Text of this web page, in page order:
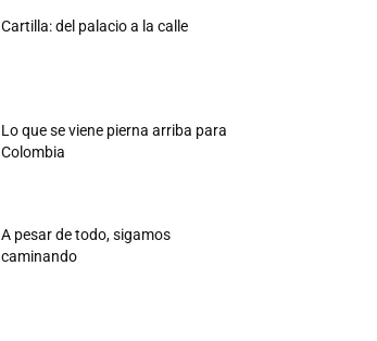
Cartilla: del palacio a la calle
Lo que se viene pierna arriba para
Colombia
A pesar de todo, sigamos
caminando